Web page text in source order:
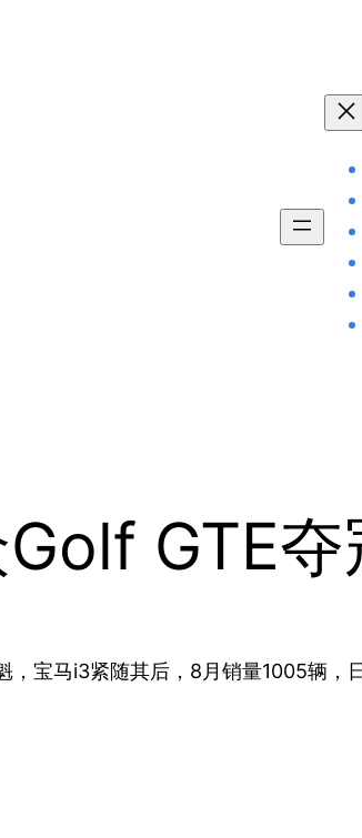
GTE夺
宝马i3紧随其后，8月销量1005辆，